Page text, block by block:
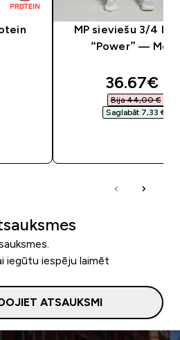
MP sieviešu 3/4
“Power” —
36.67€‎
Bija 44,00 €‎
Saglabāt 7,33 €‎
iegūtu iespēju laimēt
ATSAUKSMI